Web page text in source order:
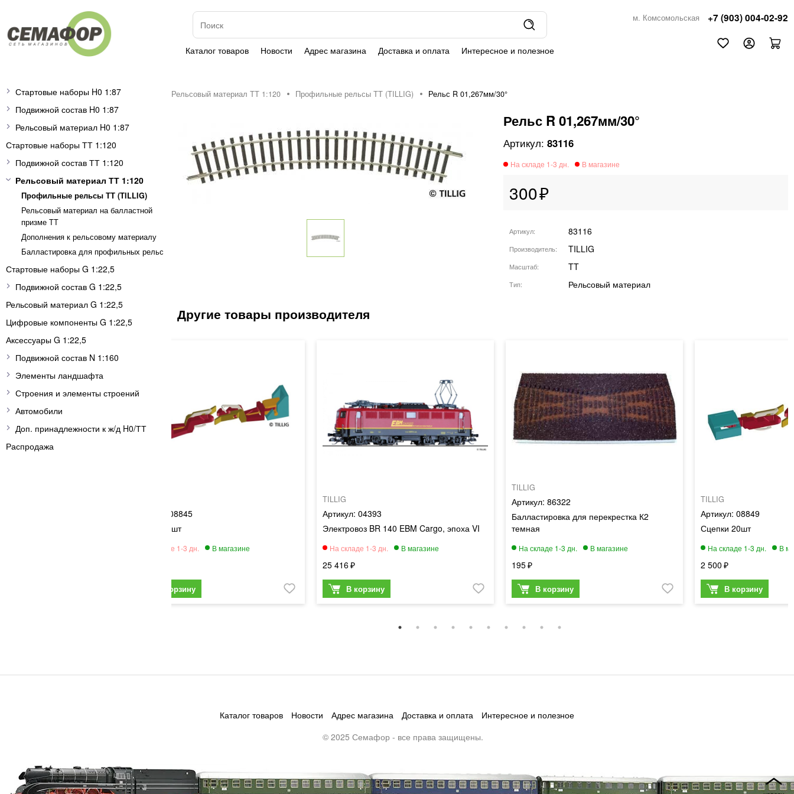
Каталог товаров Новости Адрес магазина Доставка и оплата Интересное и полезное
м. Комсомольская +7 (903) 004-02-92
Стартовые наборы H0 1:87
Подвижной состав H0 1:87
Рельсовый материал H0 1:87
Стартовые наборы ТТ 1:120
Подвижной состав ТТ 1:120
Рельсовый материал ТТ 1:120
Профильные рельсы ТТ (ТILLIG)
Рельсовый материал на балластной
призме TT
Дополнения к рельсовому материалу
Балластировка для профильных рельс
Стартовые наборы G 1:22,5
Подвижной состав G 1:22,5
Рельсовый материал G 1:22,5
Цифровые компоненты G 1:22,5
Аксессуары G 1:22,5
Подвижной состав N 1:160
Элементы ландшафта
Строения и элементы строений
Автомобили
Доп. принадлежности к ж/д H0/ТТ
Распродажа
Рельсовый материал ТТ 1:120 Профильные рельсы ТТ (ТILLIG) Рельс R 01,267мм/30°
Рельс R 01,267мм/30°
83116
300
Артикул 83116
Производитель TILLIG
Масштаб TT
Тип Рельсовый материал
08845
Сцепки 2 шт
TILLIG
04393
Электровоз BR 140 EBM Cargo, эпоха VI
25 416
TILLIG
86322
Балластировка для перекрестка К2
темная
195
TILLIG
08849
Сцепки 20шт
2 500
Каталог товаров Новости Адрес магазина Доставка и оплата
Интересное и полезное
© 2025 Семафор - все права защищены.